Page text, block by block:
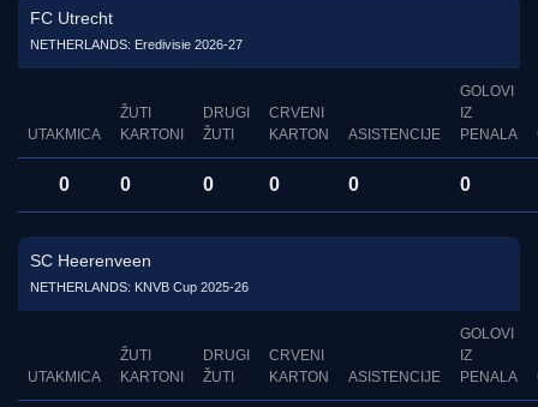
FC Utrecht
NETHERLANDS: Eredivisie 2026-27
UTAKMICA
ŽUTI
KARTONI
DRUGI
ŽUTI
CRVENI
KARTON
ASISTENCIJE
GOLOVI
IZ
PENALA
0 0 0 0 0 0
SC Heerenveen
NETHERLANDS: KNVB Cup 2025-26
UTAKMICA
ŽUTI
KARTONI
DRUGI
ŽUTI
CRVENI
KARTON
ASISTENCIJE
GOLOVI
IZ
PENALA